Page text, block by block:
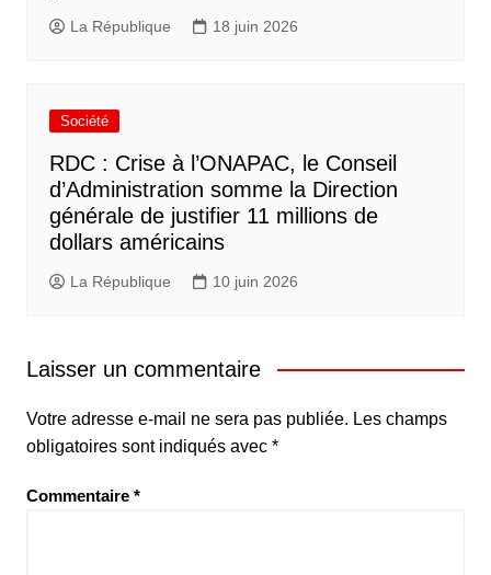
La République 18 juin 2026
Société
RDC : Crise à l’ONAPAC, le Conseil
d’Administration somme la Direction
générale de justifier 11 millions de
dollars américains
La République 10 juin 2026
Laisser un commentaire
Votre adresse e-mail ne sera pas publiée. Les champs
obligatoires sont indiqués avec *
Commentaire *